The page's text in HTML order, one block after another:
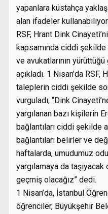
yapanlara küstahça
alan ifadeler
RSF, Hrant Dink
kapsamında ciddi şekilde
ve avukatlarının
açıkladı. 1 Nisan’da
taleplerin ciddi şekilde
vurguladı; “Dink
yargılanan bazı kişilerin
bağlantıları ciddi şekilde
bağlantıları belirler ve
haftalarda, umudumuz
yargılamaya da
geçmiş olacağız” dedi.
1 Nisan’da, İstanbul
öğrenciler, Büyükşehir